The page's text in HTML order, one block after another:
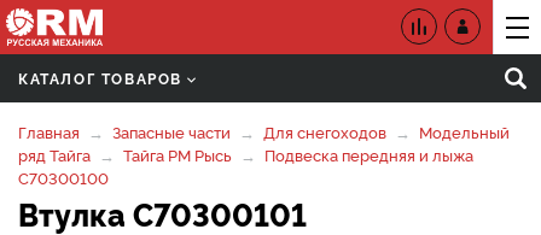
КАТАЛОГ ТОВАРОВ
Главная Запасные части Для снегоходов
Модельный
ряд Тайга
Тайга РМ Рысь
Подвеска передняя и лыжа
C70300100
Втулка C70300101